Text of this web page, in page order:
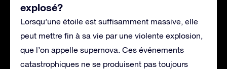
explosé?
Lorsqu’une étoile est suffisamment massive, elle
peut mettre fin à sa vie par une violente explosion,
que l’on appelle supernova. Ces événements
catastrophiques ne se produisent pas toujours